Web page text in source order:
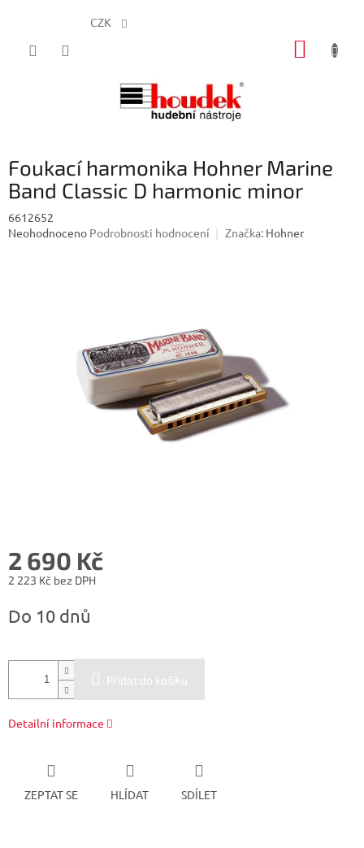
CZK
Foukací harmonika Hohner Marine
Band Classic D harmonic minor
6612652
Průměrné
Neohodnoceno Podrobnosti hodnocení Značka: Hohner
2 690 Kč
2 223 Kč bez DPH
cena:
Do 10 dnů
Přidat do košíku
Detailní informace
ZEPTAT SE HLÍDAT SDÍLET